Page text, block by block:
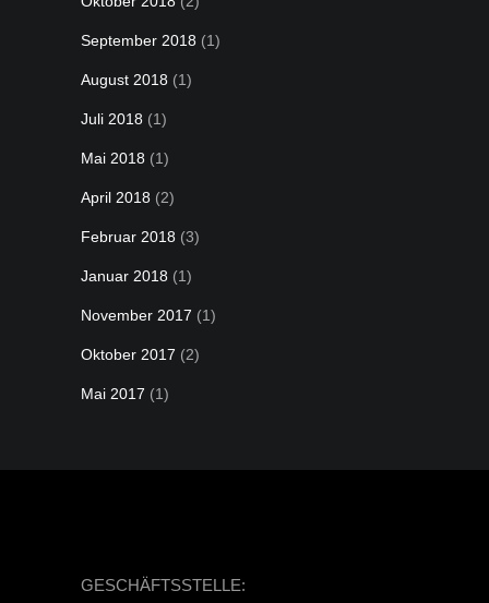
September 2018 (1)
August 2018 (1)
Juli 2018 (1)
Mai 2018 (1)
April 2018 (2)
Februar 2018 (3)
Januar 2018 (1)
November 2017 (1)
Oktober 2017 (2)
Mai 2017 (1)
GESCHÄFTSSTELLE: